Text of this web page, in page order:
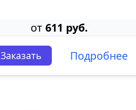
от 611 руб.
Заказать Подробнее